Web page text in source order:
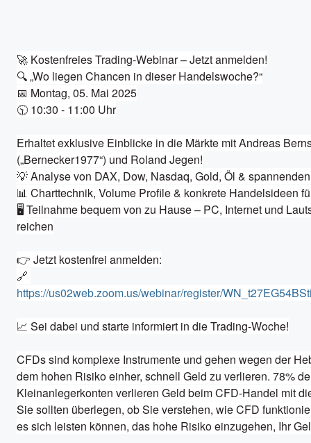
🚀 Kostenfreies Trading-Webinar – Jetzt anmelden!
🔍 „Wo liegen Chancen in dieser Handelswoche?“
📅 Montag, 05. Mai 2025
🕥 10:30 - 11:00 Uhr
Erhaltet exklusive Einblicke in die Märkte mit Andreas
(„Bernecker1977“) und Roland Jegen!
💡 Analyse von DAX, Dow, Nasdaq, Gold, Öl &
📊 Charttechnik, Volume Profile & konkrete Handelsideen
🖥️ Teilnahme bequem von zu Hause – PC, Internet und
reichen
👉 Jetzt kostenfrei anmelden:
https://us02web.zoom.us/webinar/register/
📈 Sei dabei und starte informiert in die Trading-Woche!
CFDs sind komplexe Instrumente und gehen wegen der
dem hohen Risiko einher, schnell Geld zu verlieren. 78%
Kleinanlegerkonten verlieren Geld beim CFD-Handel mit
Sie sollten überlegen, ob Sie verstehen, wie CFD
es sich leisten können, das hohe Risiko einzugehen, Ihr